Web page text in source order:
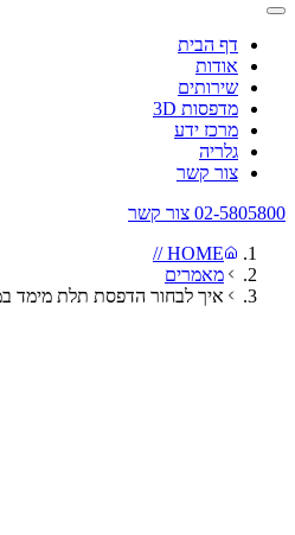
דף הבית
אודות
שירותים
מדפסות 3D
מרכז ידע
גלריה
צור קשר
02-5805800 צור קשר
HOME //
מאמרים
איך לבחור הדפסת תלת מימד